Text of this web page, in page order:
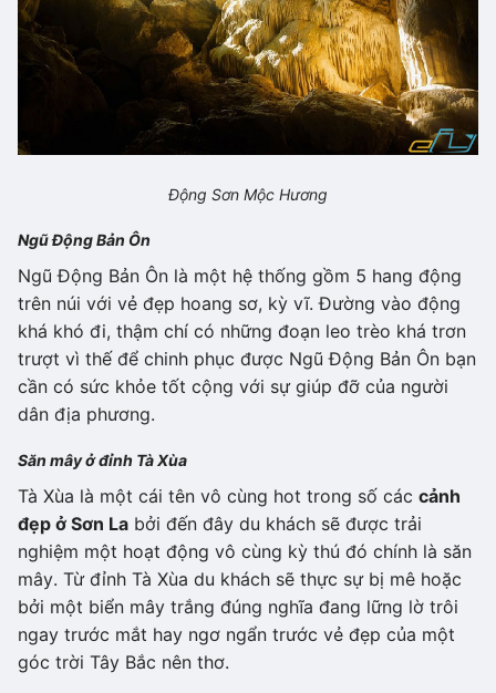
Động Sơn Mộc Hương
Ngũ Động Bản Ôn
Ngũ Động Bản Ôn là một hệ thống gồm 5 hang động
trên núi với vẻ đẹp hoang sơ, kỳ vĩ. Đường vào động
khá khó đi, thậm chí có những đoạn leo trèo khá trơn
trượt vì thế để chinh phục được Ngũ Động Bản Ôn bạn
cần có sức khỏe tốt cộng với sự giúp đỡ của người
dân địa phương.
Săn mây ở đỉnh Tà Xùa
Tà Xùa là một cái tên vô cùng hot trong số các cảnh
đẹp ở Sơn La bởi đến đây du khách sẽ được trải
nghiệm một hoạt động vô cùng kỳ thú đó chính là săn
mây. Từ đỉnh Tà Xùa du khách sẽ thực sự bị mê hoặc
bởi một biển mây trắng đúng nghĩa đang lững lờ trôi
ngay trước mắt hay ngơ ngẩn trước vẻ đẹp của một
góc trời Tây Bắc nên thơ.